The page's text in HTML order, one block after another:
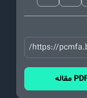
https://